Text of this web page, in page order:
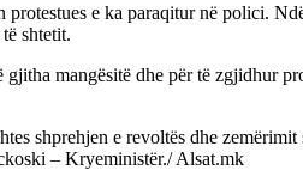
protestues e ka paraqitur në polici.
shtetit.
mangësitë dhe për të zgjidhur
shprehjen e revoltës dhe zemërimit
– Kryeministër./ Alsat.mk